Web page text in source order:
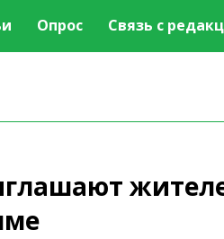
Опрос Связь с